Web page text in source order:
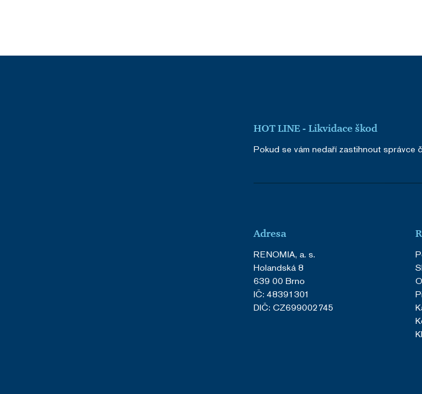
HOT LINE - Likvidace škod
Pokud se vám nedaří zastihnout správce
Adresa
RENOMIA, a. s.
Holandská 8
639 00 Brno
IČ: 48391301
DIČ: CZ699002745